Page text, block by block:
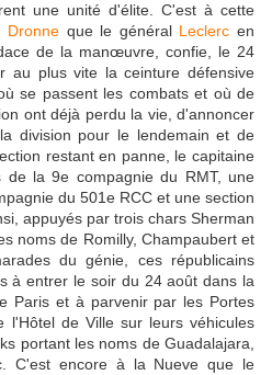
une unité d'élite. C'est à cette
Dronne que le général Leclerc en
de la manœuvre, confie, le 24
au plus vite la ceinture défensive
se passent les combats et où de
ont déjà perdu la vie, d'annoncer
division pour le lendemain et de
restant en panne, le capitaine
de la 9e compagnie du RMT, une
du 501e RCC et une section
appuyés par trois chars Sherman
noms de Romilly, Champaubert et
du génie, ces républicains
à entrer le soir du 24 août dans la
Paris et à parvenir par les Portes
l'Hôtel de Ville sur leurs véhicules
portant les noms de Guadalajara,
C'est encore à la Nueve que le